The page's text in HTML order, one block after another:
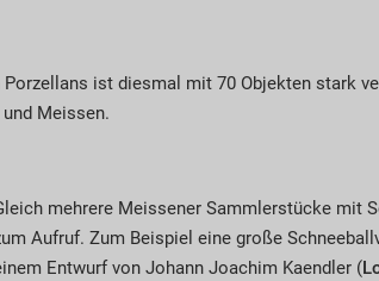
ist diesmal mit 70 Objekten stark
Meissen.
mehrere Meissener Sammlerstücke mit
Aufruf. Zum Beispiel eine große
Entwurf von Johann Joachim Kaendler (